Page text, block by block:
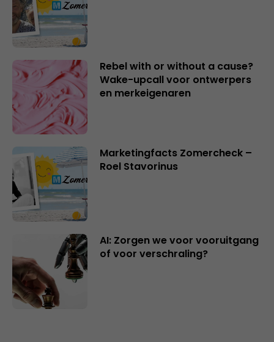
Rebel with or without a cause?
Wake-upcall voor ontwerpers
en merkeigenaren
Marketingfacts Zomercheck –
Roel Stavorinus
AI: Zorgen we voor vooruitgang
of voor verschraling?